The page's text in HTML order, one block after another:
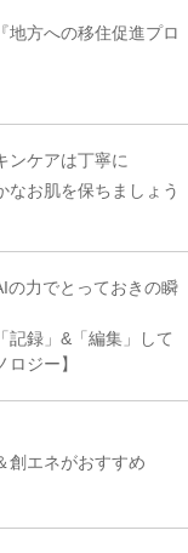
地方への移住促進プロ
ンケアは丁寧に
なお肌を保ちましょう
の力でとっておきの瞬
記録」&「編集」して
ジー】
創エネがおすすめ